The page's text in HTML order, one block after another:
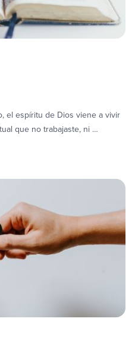
el espíritu de Dios viene a vivir
que no trabajaste, ni …